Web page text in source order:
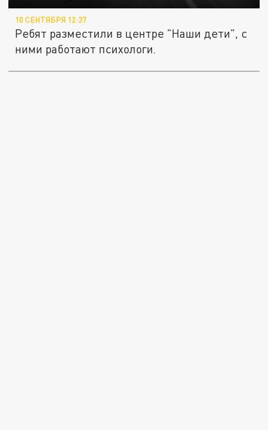
10 СЕНТЯБРЯ 12:37
Ребят разместили в центре "Наши дети", с
ними работают психологи.